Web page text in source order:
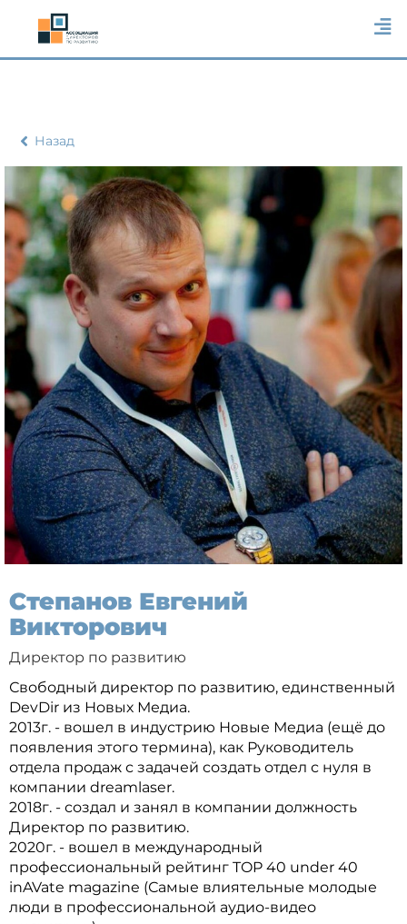
Назад
Степанов Евгений
Викторович
Директор по развитию
Свободный директор по развитию, единственный
DevDir из Новых Медиа.
2013г. - вошел в индустрию Новые Медиа (ещё до
появления этого термина), как Руководитель
отдела продаж с задачей создать отдел с нуля в
компании dreamlaser.
2018г. - создал и занял в компании должность
Директор по развитию.
2020г. - вошел в международный
профессиональный рейтинг TOP 40 under 40
inAVate magazine (Самые влиятельные молодые
люди в профессиональной аудио-видео